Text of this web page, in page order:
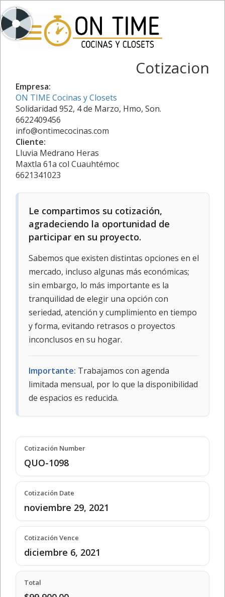
Cotizacion
Empresa:
ON TIME Cocinas y Closets
Solidaridad 952, 4 de Marzo, Hmo, Son.
6622409456
info@ontimecocinas.com
Cliente:
Lluvia Medrano Heras
Maxtla 61a col Cuauhtémoc
6621341023
Le compartimos su cotización,
agradeciendo la oportunidad de
participar en su proyecto.
Sabemos que existen distintas opciones en el
mercado, incluso algunas más económicas;
sin embargo, lo más importante es la
tranquilidad de elegir una opción con
seriedad, atención y cumplimiento en tiempo
y forma, evitando retrasos o proyectos
inconclusos en su hogar.
Importante: Trabajamos con agenda
limitada mensual, por lo que la disponibilidad
de espacios es reducida.
Cotización Number
QUO-1098
Cotización Date
noviembre 29, 2021
Cotización Vence
diciembre 6, 2021
Total